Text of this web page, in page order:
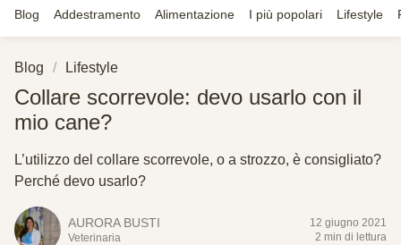
Blog Addestramento Alimentazione I più popolari Lifestyle
Blog Lifestyle
Collare scorrevole: devo usarlo con il
mio cane?
L’utilizzo del collare scorrevole, o a strozzo, è consigliato?
Perché devo usarlo?
AURORA BUSTI
Veterinaria
12 giugno 2021
2 min di lettura